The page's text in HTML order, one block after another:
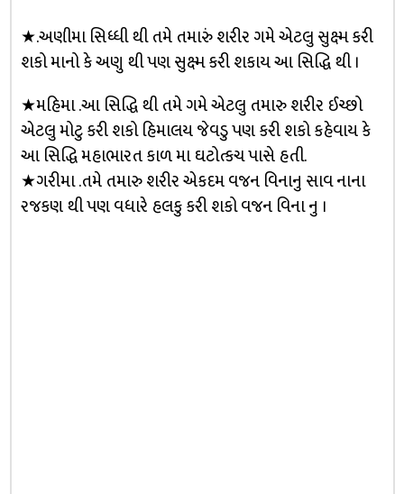
★.અણીમા સિધ્ધી થી તમે તમારું શરીર ગમે એટલુ સુક્ષ્મ કરી
શકો માનો કે અણુ થી પણ સુક્ષ્મ કરી શકાય આ સિદ્ધિ થી ।
★મહિમા .આ સિદ્ધિ થી તમે ગમે એટલુ તમારુ શરીર ઈચ્છો
એટલુ મોટુ કરી શકો હિમાલય જેવડુ પણ કરી શકો કહેવાય કે
આ સિદ્ધિ મહાભારત કાળ મા ઘટોત્કચ પાસે હતી.
★ગરીમા .તમે તમારુ શરીર એકદમ વજન વિનાનુ સાવ નાના
રજકણ થી પણ વધારે હલકુ કરી શકો વજન વિના નુ ।